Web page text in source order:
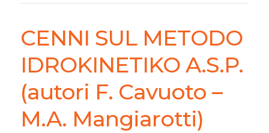
CENNI SUL METODO
IDROKINETIKO A.S.P.
(autori F. Cavuoto –
M.A. Mangiarotti)